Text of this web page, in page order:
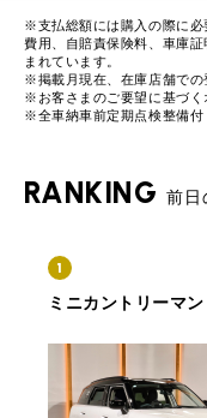
※支払総額には購入の際に必
費用、自賠責保険料、車庫
まれています。
※掲載月現在、在庫店舗での
※お客さまのご要望に基づく
※全車納車前定期点検整備
RANKING 前日
1
ミニカントリーマ